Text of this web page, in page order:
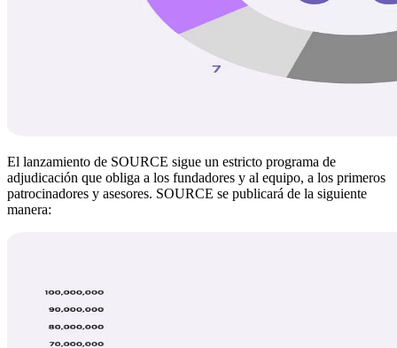
El lanzamiento de SOURCE sigue un estricto programa de
adjudicación que obliga a los fundadores y al equipo, a los primeros
patrocinadores y asesores. SOURCE se publicará de la siguiente
manera: